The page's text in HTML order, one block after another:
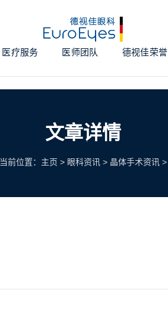
医疗服务 医师团队 德视佳荣誉
文章详情
当前位置： 主页 > 眼科资讯 > 晶体手术资讯 >